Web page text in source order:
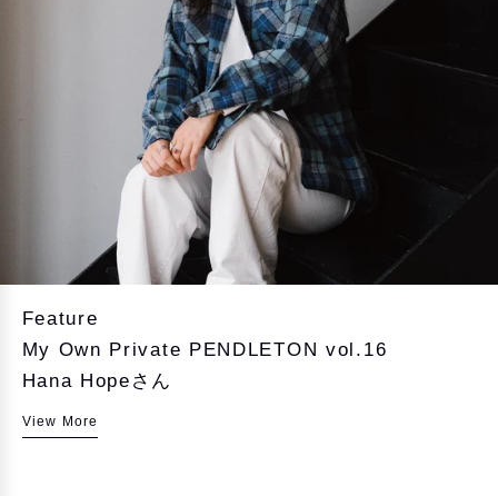
Feature
My Own Private PENDLETON vol.16
Hana Hopeさん
View More